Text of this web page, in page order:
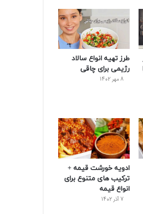
ی
ت
ب
س
طرز تهیه انواع سالاد
رژیمی برای چاقی
8 مهر 1402
ادویه خورشت قیمه +
ترکیب های متنوع برای
انواع قیمه
7 آذر 1402